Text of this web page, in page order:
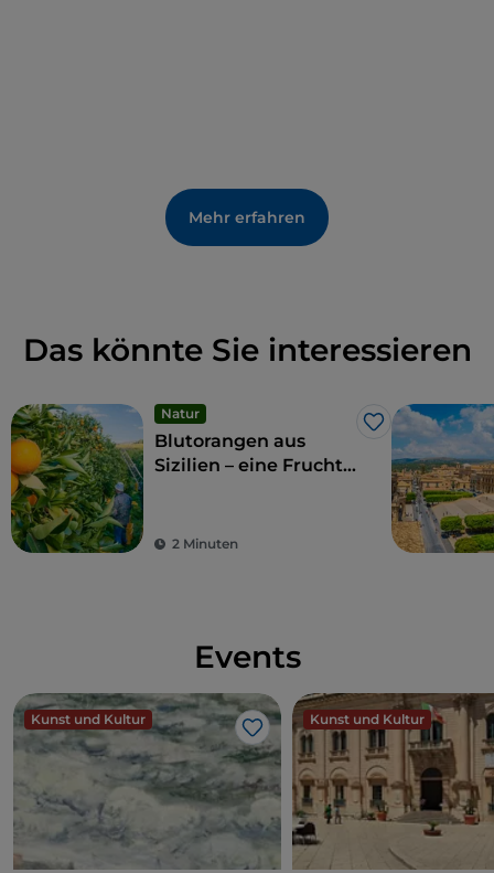
Mehr erfahren
Das könnte Sie interessieren
Natur
Like
Blutorangen aus
Sizilien – eine Frucht
2 Minuten
Events
Kunst und Kultur
Like
Kunst und Kultur